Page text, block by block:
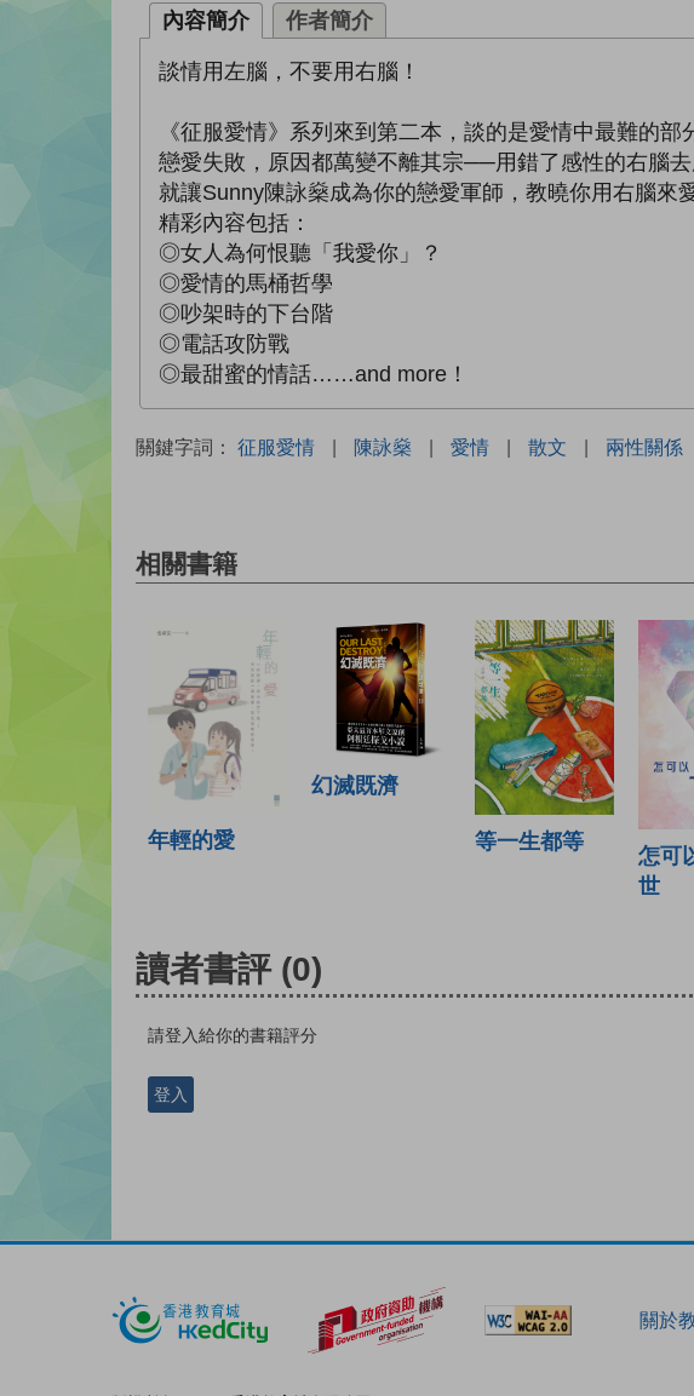
內容簡介 作者簡介
談情用左腦，不要用右腦！
《征服愛情》系列來到第二本，談的是愛情中最難的
戀愛失敗，原因都萬變不離其宗──用錯了感性的右腦
就讓Sunny陳詠燊成為你的戀愛軍師，教曉你用右腦來
精彩內容包括：
◎女人為何恨聽「我愛你」？
◎愛情的馬桶哲學
◎吵架時的下台階
◎電話攻防戰
◎最甜蜜的情話……and more！
關鍵字詞： 征服愛情 | 陳詠燊 | 愛情 | 散文 | 兩性關係
相關書籍
年輕的愛
幻滅既濟
等一生都等
怎可
世
讀者書評 (0)
請登入給你的書籍評分
登入
關於